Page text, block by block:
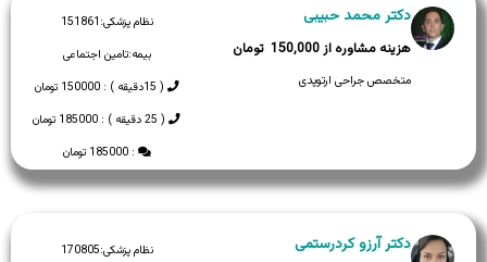
نظام پزشکی:151861
بیمه:تامین اجتماعی
( 15دقیقه ) : 150000 تومان
( 25 دقیقه ) : 185000 تومان
: 185000 تومان
دکتر محمد حبیبی
150,000
متخصص جراحی ارتوپدی
نظام پزشکی:170805
دکتر آرزو کردرستمی